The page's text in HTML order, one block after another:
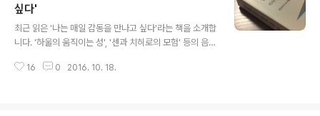
헬조선은 얼마나 다른 모습일까요? 대한민국은 민주주의
국가로서 빠른 시간 내 경제 성장을 이뤘지만, 눈치만 보느
라 행동에 나서지 않는 민초들, 중간에서 해먹는 약삭빠른
장사치들, 이를 모두 수탈해가버리는 관료 등 책에 등장하
는 모습을 보면 묘하게 현재와 오버랩 되어 아직도 이 사회
싶다'
최근 읽은 '나는 매일 감동을 만나고 싶다'라는 책을 소개합
니다. '하울의 움직이는 성', '센과 치히로의 모험' 등의 음악
8년에 출간된 '감동을 만들 수 있습니까'의 개정판이 지난
16 0 2016. 10. 18.